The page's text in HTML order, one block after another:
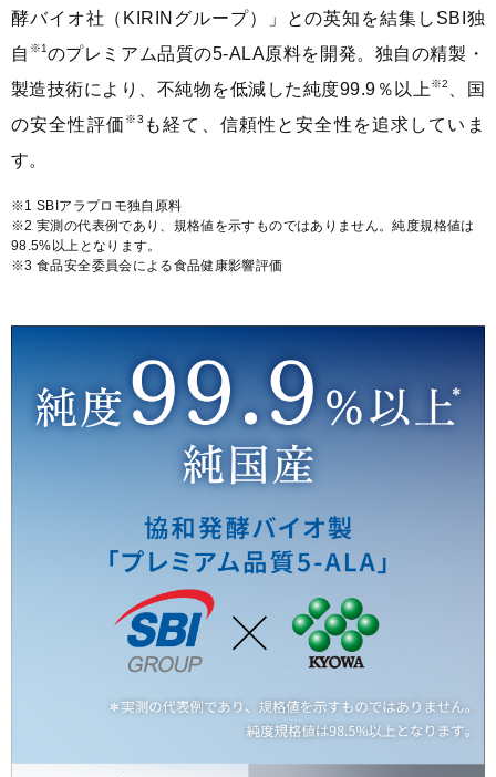
酵バイオ社（KIRINグループ）」との英知を結集しSBI独
自 ※1のプレミアム品質の5-ALA原料を開発。独自の精製・
製造技術により、不純物を低減した純度99.9％以上 ※2
、国
の安全性評価 ※3 も経て、信頼性と安全性を追求していま
す。
※1 SBIアラプロモ独自原料
※2 実測の代表例であり、規格値を示すものではありません。純度規格値は
98.5%以上となります。
※3 食品安全委員会による食品健康影響評価